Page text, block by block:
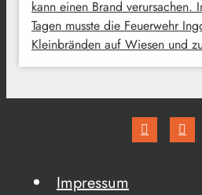
kann einen Brand verursachen.
Tagen musste die Feuerwehr
Kleinbränden auf Wiesen und
Impressum